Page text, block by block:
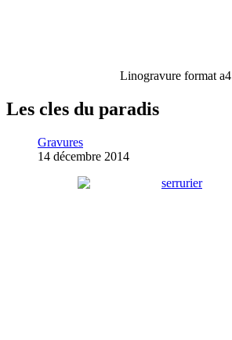
Linogravure format a4
Les cles du paradis
Gravures
14 décembre 2014